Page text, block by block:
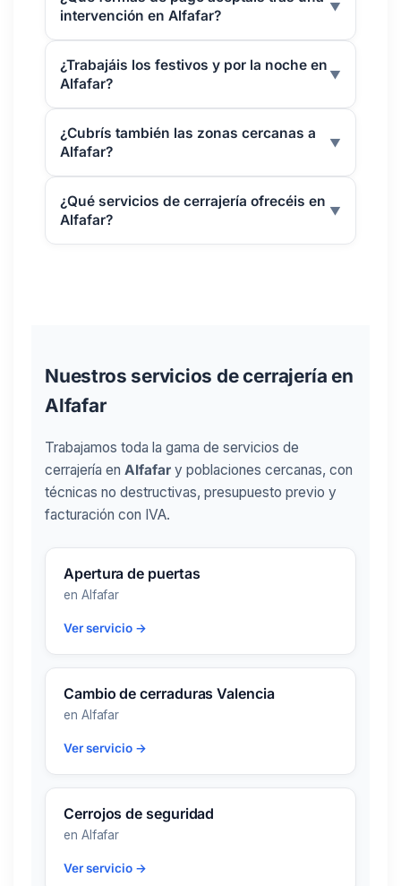
intervención en Alfafar?
▼
¿Trabajáis los festivos y por la noche en
Alfafar?
▼
¿Cubrís también las zonas cercanas a
Alfafar?
▼
¿Qué servicios de cerrajería ofrecéis en
Alfafar?
▼
Nuestros servicios de cerrajería en
Alfafar
Trabajamos toda la gama de servicios de
cerrajería en Alfafar y poblaciones cercanas, con
técnicas no destructivas, presupuesto previo y
facturación con IVA.
Apertura de puertas
en Alfafar
Ver servicio →
Cambio de cerraduras Valencia
en Alfafar
Ver servicio →
Cerrojos de seguridad
en Alfafar
Ver servicio →